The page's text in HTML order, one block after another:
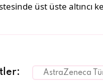
üst üste altıncı
AstraZeneca